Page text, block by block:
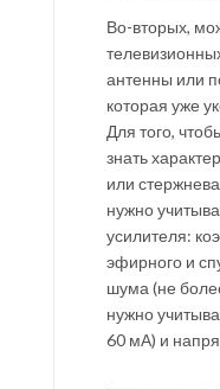
Во-вторых,
антенны или
которая уже
Для того,
знать
или
нужно
усилителя:
эфирного и
шума (не
нужно
60 мА) и